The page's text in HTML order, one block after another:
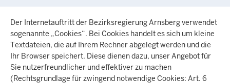
Der Internetauftritt der Bezirksregierung Arnsberg verwendet
sogenannte „Cookies“. Bei Cookies handelt es sich um kleine
Textdateien, die auf Ihrem Rechner abgelegt werden und die
Ihr Browser speichert. Diese dienen dazu, unser Angebot für
Sie nutzerfreundlicher und effektiver zu machen
(Rechtsgrundlage für zwingend notwendige Cookies: Art. 6